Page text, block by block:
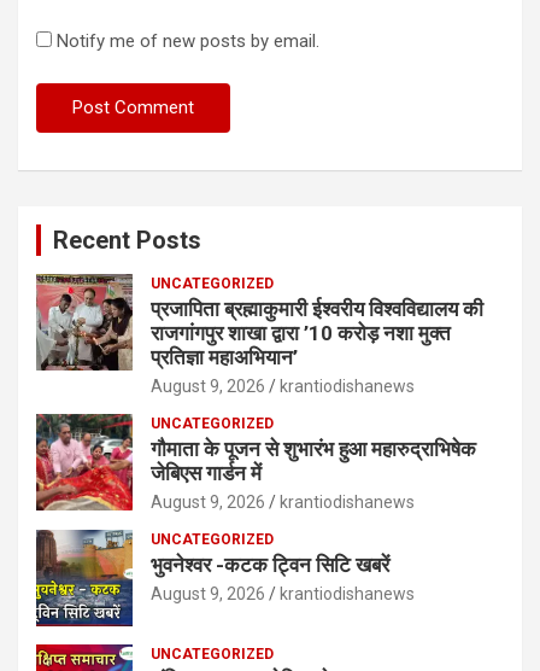
Notify me of new posts by email.
Recent Posts
UNCATEGORIZED
प्रजापिता ब्रह्माकुमारी ईश्वरीय विश्वविद्यालय की
राजगांगपुर शाखा द्वारा ’10 करोड़ नशा मुक्त
प्रतिज्ञा महाअभियान’
August 9, 2026 krantiodishanews
UNCATEGORIZED
गौमाता के पूजन से शुभारंभ हुआ महारुद्राभिषेक
जेबिएस गार्डन में
August 9, 2026 krantiodishanews
UNCATEGORIZED
भुवनेश्वर -कटक ट्विन सिटि खबरें
August 9, 2026 krantiodishanews
UNCATEGORIZED